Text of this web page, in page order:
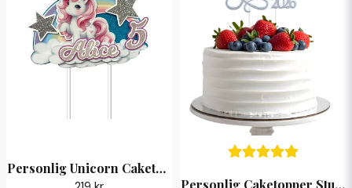
Ja, ni får publicera min fråga
Personlig Unicorn Caketopper med Namn & Ålder
Personlig Caketopper Student 2026 med Namn